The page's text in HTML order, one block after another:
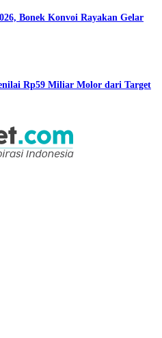
Bonek Konvoi Rayakan Gelar
Rp59 Miliar Molor dari Target